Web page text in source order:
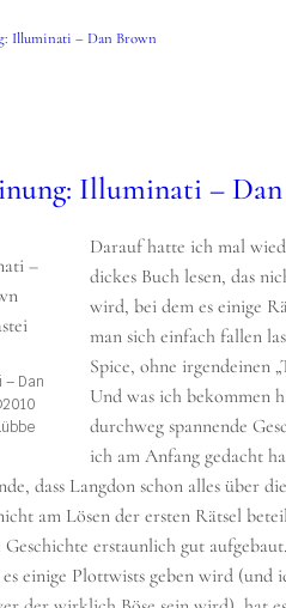
Buch (formally known as
gibt nichts Besseres, als jemandem aus
der nichts lieber will als das:
hinauswachsen. Frei sein.“
meinem Chef und meinem Vater
in meinem Job als Polizistin bin – mehr
Ich weiß auch schon genau, wie:
unkooperativen Damien Frost
Akte seit Monaten auf dem Revier
wird. Ich muss mich dafür nur
exklusives Londoner Luxus-Spa
als das. Womit ich nicht gerechnet
Illuminati –
– Dan
Darauf hatte ich mal
dickes Buch lesen, das
wird, bei dem es einige
man sich einfach fallen
Spice, ohne irgendeinen
Und was ich bekommen
durchweg spannende
ich am Anfang gedacht
dass Langdon schon alles über
am Lösen der ersten Rätsel
Geschichte erstaunlich gut
es einige Plottwists geben wird (und